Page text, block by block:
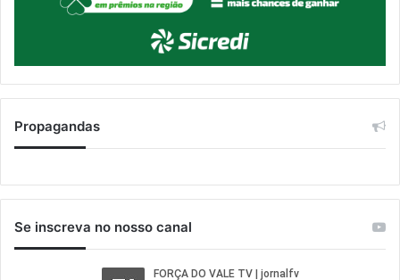
Propagandas
Se inscreva no nosso canal